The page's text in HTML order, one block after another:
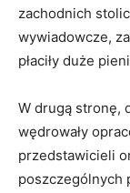
zachodnich
wywiadowcze,
płaciły duże
W drugą stronę,
wędrowały
przedstawicieli
poszczególnych